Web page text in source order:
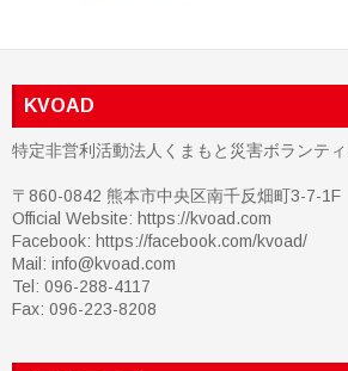
KVOAD
特定非営利活動法人くまもと災害ボランテ
〒860-0842 熊本市中央区南千反畑町3-7-1F
Official Website: https://kvoad.com
Facebook: https://facebook.com/kvoad/
Mail: info@kvoad.com
Tel: 096-288-4117
Fax: 096-223-8208